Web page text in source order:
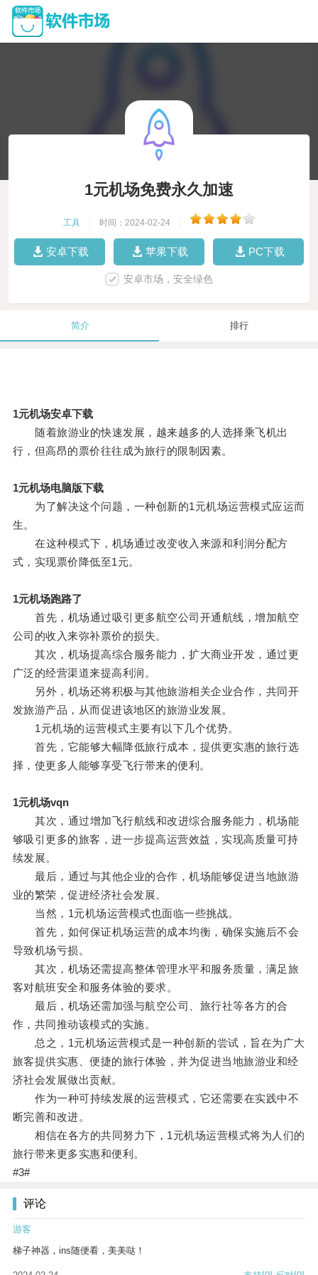
1元机场免费永久加速
工具 时间：2024-02-24
安卓下载 苹果下载 PC下载
安卓市场，安全绿色
简介 排行
1元机场安卓下载
随着旅游业的快速发展，越来越多的人选择乘飞机出
行，但高昂的票价往往成为旅行的限制因素。
1元机场电脑版下载
为了解决这个问题，一种创新的1元机场运营模式应运而
生。
在这种模式下，机场通过改变收入来源和利润分配方
式，实现票价降低至1元。
1元机场跑路了
首先，机场通过吸引更多航空公司开通航线，增加航空
公司的收入来弥补票价的损失。
其次，机场提高综合服务能力，扩大商业开发，通过更
广泛的经营渠道来提高利润。
另外，机场还将积极与其他旅游相关企业合作，共同开
发旅游产品，从而促进该地区的旅游业发展。
1元机场的运营模式主要有以下几个优势。
首先，它能够大幅降低旅行成本，提供更实惠的旅行选
择，使更多人能够享受飞行带来的便利。
1元机场vqn
其次，通过增加飞行航线和改进综合服务能力，机场能
够吸引更多的旅客，进一步提高运营效益，实现高质量可持
续发展。
最后，通过与其他企业的合作，机场能够促进当地旅游
业的繁荣，促进经济社会发展。
当然，1元机场运营模式也面临一些挑战。
首先，如何保证机场运营的成本均衡，确保实施后不会
导致机场亏损。
其次，机场还需提高整体管理水平和服务质量，满足旅
客对航班安全和服务体验的要求。
最后，机场还需加强与航空公司、旅行社等各方的合
作，共同推动该模式的实施。
总之，1元机场运营模式是一种创新的尝试，旨在为广大
旅客提供实惠、便捷的旅行体验，并为促进当地旅游业和经
济社会发展做出贡献。
作为一种可持续发展的运营模式，它还需要在实践中不
断完善和改进。
相信在各方的共同努力下，1元机场运营模式将为人们的
旅行带来更多实惠和便利。
#3#
评论
游客
梯子神器，ins随便看，美美哒！